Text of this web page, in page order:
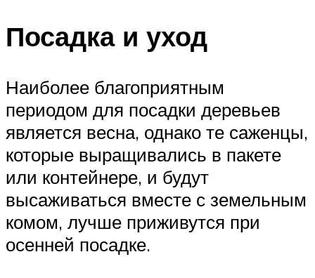
Посадка и уход
Наиболее благоприятным
периодом для посадки деревьев
является весна, однако те саженцы,
которые выращивались в пакете
или контейнере, и будут
высаживаться вместе с земельным
комом, лучше приживутся при
осенней посадке.